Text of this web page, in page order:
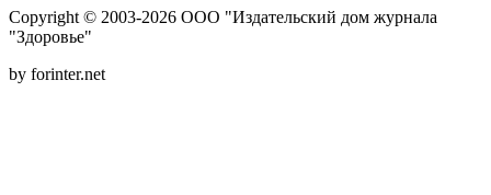
Copyright © 2003-2026 ООО "Издательский дом журнала
"Здоровье"
by forinter.net